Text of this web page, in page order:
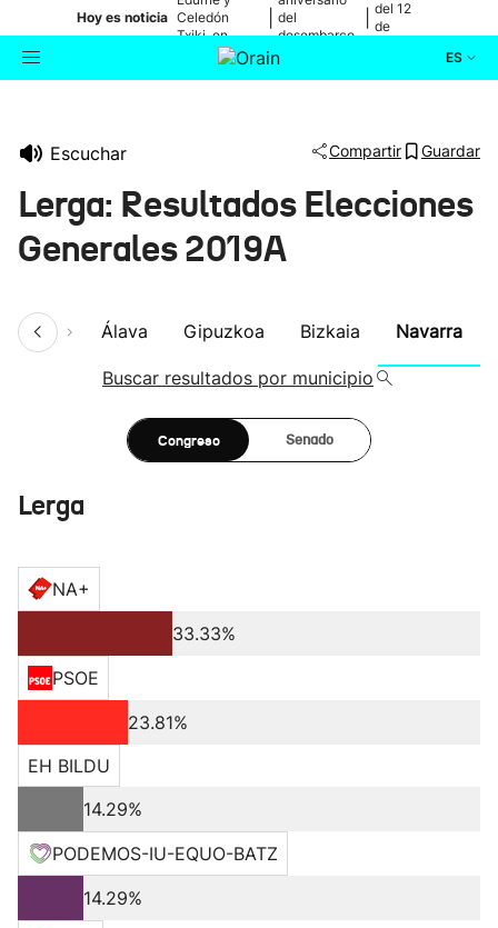
Hoy es noticia Celedón
Txiki, en
directo
del
desembarco
de Elkano
del 12
de
ES
Cultura
Escuchar Compartir Guardar
Lerga: Resultados Elecciones
Generales 2019A
Álava Gipuzkoa Bizkaia Navarra
Buscar resultados por municipio
Congreso Senado
Lerga
NA+
33.33%
PSOE
23.81%
EH BILDU
14.29%
PODEMOS-IU-EQUO-BATZ
14.29%